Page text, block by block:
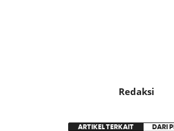
Redaksi
ARTIKEL TERKAIT DARI